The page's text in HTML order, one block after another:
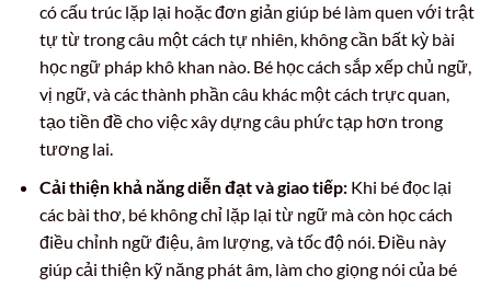
có cấu trúc lặp lại hoặc đơn giản giúp bé làm quen với trật
tự từ trong câu một cách tự nhiên, không cần bất kỳ bài
học ngữ pháp khô khan nào. Bé học cách sắp xếp chủ ngữ,
vị ngữ, và các thành phần câu khác một cách trực quan,
tạo tiền đề cho việc xây dựng câu phức tạp hơn trong
tương lai.
Cải thiện khả năng diễn đạt và giao tiếp:Khi bé đọc lại
các bài thơ, bé không chỉ lặp lại từ ngữ mà còn học cách
điều chỉnh ngữ điệu, âm lượng, và tốc độ nói. Điều này
giúp cải thiện kỹ năng phát âm, làm cho giọng nói của bé